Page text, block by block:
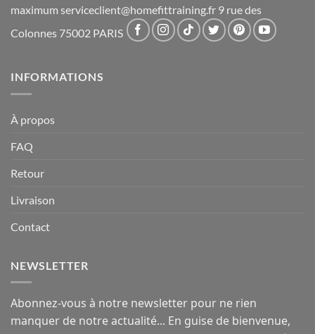
maximum serviceclient@homefittraining.fr 9 rue des
Colonnes 75002 PARIS
INFORMATIONS
À propos
FAQ
Retour
Livraison
Contact
NEWSLETTER
Abonnez-vous à notre newsletter pour ne rien
manquer de notre actualité... En guise de bienvenue,